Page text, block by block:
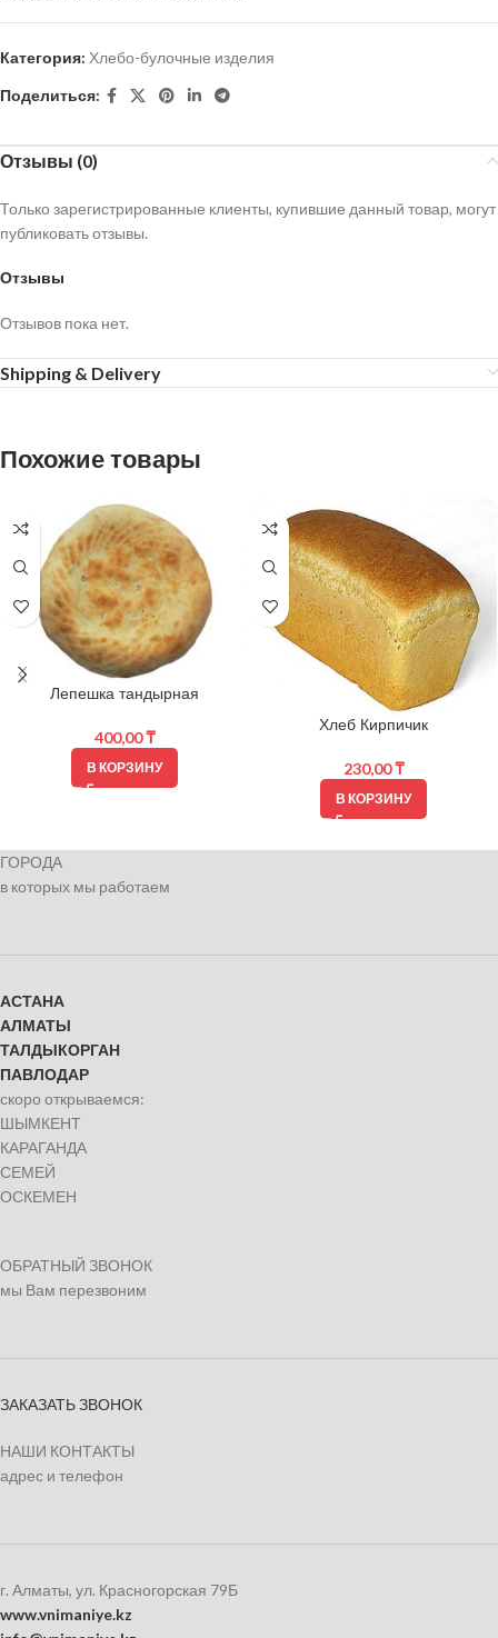
Категория: Хлебо-булочные изделия
Поделиться:
Отзывы (0)
Отзывы
Отзывов пока нет.
Только зарегистрированные клиенты, купившие данный товар, могут
публиковать отзывы.
Shipping & Delivery
Похожие товары
Лепешка тандырная
400,00₸
В КОРЗИНУ
Хлеб Кирпичик
230,00₸
В КОРЗИНУ
ГОРОДА
в которых мы работаем
АСТАНА
АЛМАТЫ
ТАЛДЫКОРГАН
ПАВЛОДАР
скоро открываемся:
ШЫМКЕНТ
КАРАГАНДА
СЕМЕЙ
ОСКЕМЕН
ОБРАТНЫЙ ЗВОНОК
мы Вам перезвоним
ЗАКАЗАТЬ ЗВОНОК
НАШИ КОНТАКТЫ
адрес и телефон
г. Алматы, ул. Красногорская 79Б
www.vnimaniye.kz